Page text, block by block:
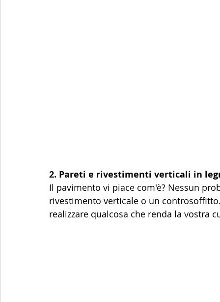
2. Pareti e rivestimenti verticali in
Il pavimento vi piace com'è? Nessun
rivestimento verticale o un
realizzare qualcosa che renda la vostra